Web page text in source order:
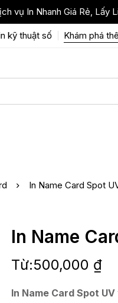
vụ In Nhanh Giá Rẻ, Lấy
kỹ thuật số Khám phá
In Name Card Spot
In Name
Từ:500,000 ₫
In Name Card Spot UV